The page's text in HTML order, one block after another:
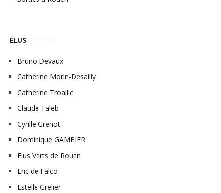
ÉLUS
Bruno Devaux
Catherine Morin-Desailly
Catherine Troallic
Claude Taleb
Cyrille Grenot
Dominique GAMBIER
Elus Verts de Rouen
Eric de Falco
Estelle Grelier